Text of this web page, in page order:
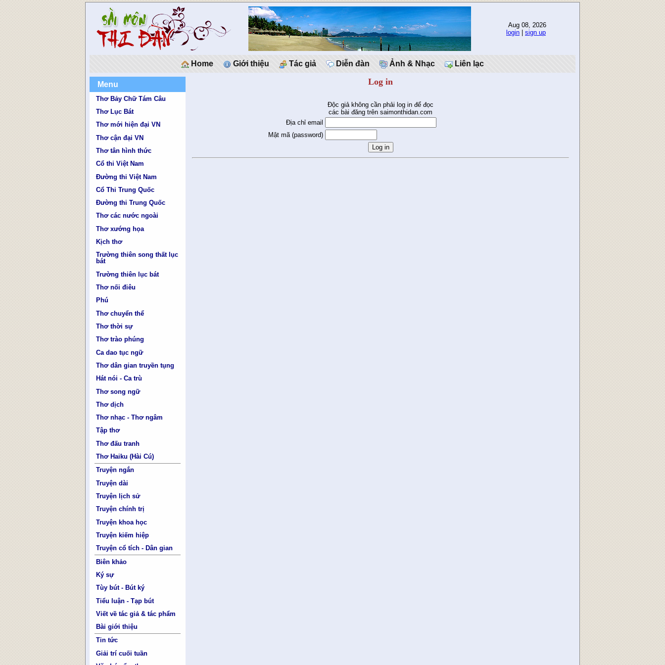
Aug 08, 2026
login
sign up
Home Giới thiệu Tác giả Diễn đàn Ảnh & Nhạc Liên lạc
Menu
Thơ Bảy Chữ Tám Câu
Thơ Lục Bát
Thơ mới hiện đại VN
Thơ cận đại VN
Thơ tân hình thức
Cổ thi Việt Nam
Đường thi Việt Nam
Cổ Thi Trung Quốc
Đường thi Trung Quốc
Thơ các nước ngoài
Thơ xướng họa
Kịch thơ
Trường thiên song thất lục
bát
Trường thiên lục bát
Thơ nối điêu
Phú
Thơ chuyển thể
Thơ thời sự
Thơ trào phúng
Ca dao tục ngữ
Thơ dân gian truyền tụng
Hát nói - Ca trù
Thơ song ngữ
Thơ dịch
Thơ nhạc - Thơ ngâm
Tập thơ
Thơ đấu tranh
Thơ Haiku (Hài Cú)
Truyện ngắn
Truyện dài
Truyện lịch sử
Truyện chính trị
Truyện khoa học
Truyện kiếm hiệp
Truyện cổ tích - Dân gian
Biên khảo
Ký sự
Tùy bút - Bút ký
Tiểu luận - Tạp bút
Viết về tác giả & tác phẩm
Bài giới thiệu
Tin tức
Giải trí cuối tuần
Log in
Độc giả không cần phải log in để đọc
các bài đăng trên saimonthidan.com
Địa chỉ email
Mật mã (password)